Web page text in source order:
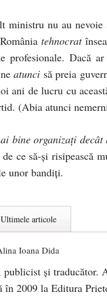
nu au nevoie
tehnocrat
profesionale. Dacă
atunci să preia
ani de lucru cu
(Abia atunci
bine organizați
ce să-și risipească
unor bandiți.
Ultimele articole
Ioana Dida
şi traducător.
în 2009 la Editura